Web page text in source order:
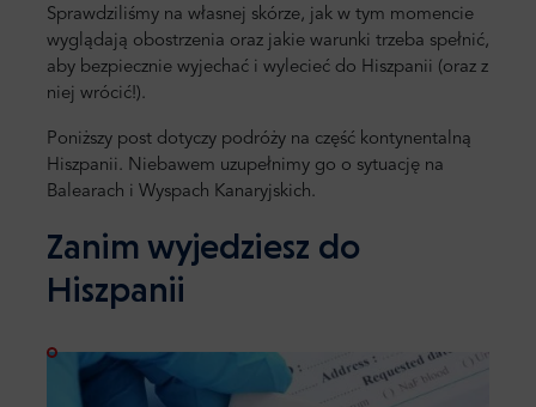
Sprawdziliśmy na własnej skórze, jak w tym momencie
wyglądają obostrzenia oraz jakie warunki trzeba spełnić,
aby bezpiecznie wyjechać i wylecieć do Hiszpanii (oraz z
niej wrócić!).
Poniższy post dotyczy podróży na część kontynentalną
Hiszpanii. Niebawem uzupełnimy go o sytuację na
Balearach i Wyspach Kanaryjskich.
Zanim wyjedziesz do
Hiszpanii